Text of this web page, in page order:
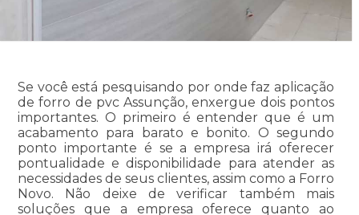
Se você está pesquisando por onde faz aplicação
de forro de pvc Assunção, enxergue dois pontos
importantes. O primeiro é entender que é um
acabamento para barato e bonito. O segundo
ponto importante é se a empresa irá oferecer
pontualidade e disponibilidade para atender as
necessidades de seus clientes, assim como a Forro
Novo. Não deixe de verificar também mais
soluções que a empresa oferece quanto ao